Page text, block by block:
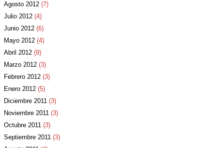
Agosto 2012 (7)
Julio 2012 (4)
Junio 2012 (6)
Mayo 2012 (4)
Abril 2012 (9)
Marzo 2012 (3)
Febrero 2012 (3)
Enero 2012 (5)
Diciembre 2011 (3)
Noviembre 2011 (3)
Octubre 2011 (3)
Septiembre 2011 (3)